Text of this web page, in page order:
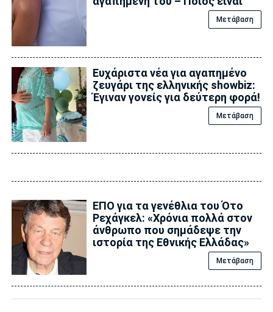
Μετάβαση
Ευχάριστα νέα για αγαπημένο
ζευγάρι της ελληνικής showbiz:
Έγιναν γονείς για δεύτερη φορά!
Μετάβαση
ΕΠΟ για τα γενέθλια του Ότο
Ρεχάγκελ: «Χρόνια πολλά στον
άνθρωπο που σημάδεψε την
ιστορία της Εθνικής Ελλάδας»
Μετάβαση